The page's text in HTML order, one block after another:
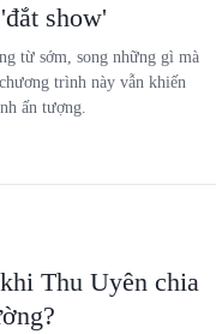
show'
từ sớm, song những gì mà
trình này vẫn khiến
ấn tượng.
Thu Uyên chia